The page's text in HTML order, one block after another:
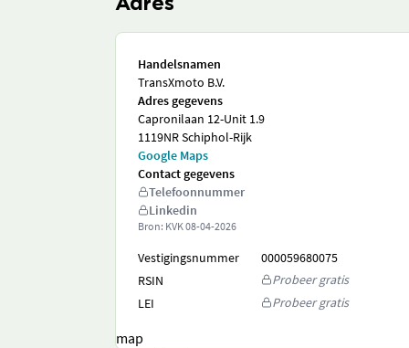
Adres
Handelsnamen
TransXmoto B.V.
Adres gegevens
Capronilaan 12-Unit 1.9
1119NR Schiphol-Rijk
Google Maps
Contact gegevens
Telefoonnummer
Linkedin
Bron: KVK08-04-2026
Vestigingsnummer
000059680075
RSIN
Probeer gratis
LEI
Probeer gratis
map